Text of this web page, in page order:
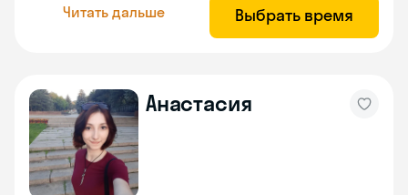
Читать дальше Выбрать время
Анастасия